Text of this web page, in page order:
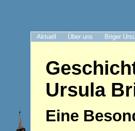
Aktuell Über uns Briger
Ursula
Eine